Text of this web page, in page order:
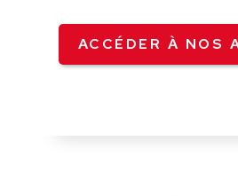
ACCÉDER À NOS